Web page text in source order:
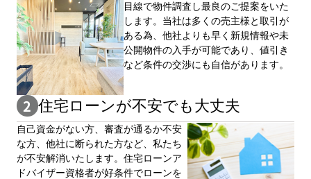
目線で物件調査し最良のご提案をいた
します。当社は多くの売主様と取引が
ある為、他社よりも早く新規情報や未
公開物件の⼊手が可能であり、値引き
など条件の交渉にも自信があります。
住宅ローンが不安でも大丈夫
自⼰資⾦がない⽅、審査が通るか不安
な⽅、他社に断られた⽅など、私たち
が不安解消いたします。住宅ローンア
ドバイザー資格者が好条件でローンを